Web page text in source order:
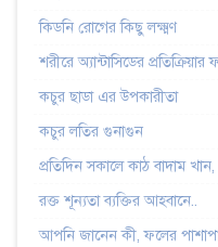
কিডনি রোগের কিছু লক্ষ্মণ
শরীরে অ্যান্টাসিডের
কচুর ছাডা এর উপকারীতা
কচুর লতির গুনাগুন
প্রতিদিন সকালে কাঠ বাদাম
রক্ত শূন্যতা ব্যক্তির আহবানে..
আপনি জানেন কী, ফলের